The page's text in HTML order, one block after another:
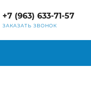
+7 (963) 633-71-57
ЗАКАЗАТЬ ЗВОНОК